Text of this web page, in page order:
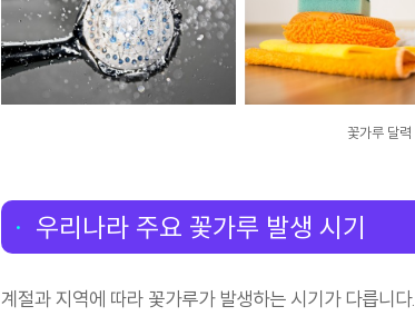
꽃가루 달력
우리나라 주요 꽃가루 발생 시기
계절과 지역에 따라 꽃가루가 발생하는 시기가 다릅니다.